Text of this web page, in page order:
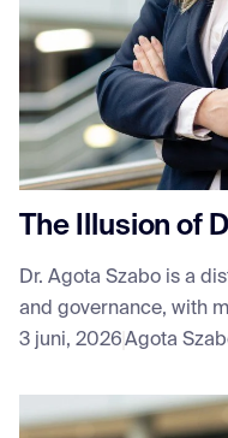
The Illusion of
Dr. Agota Szabo is a
and governance, with
3 juni, 2026Agota